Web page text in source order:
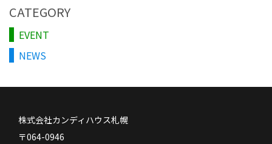
CATEGORY
EVENT
NEWS
株式会社カンディハウス札幌
〒064-0946